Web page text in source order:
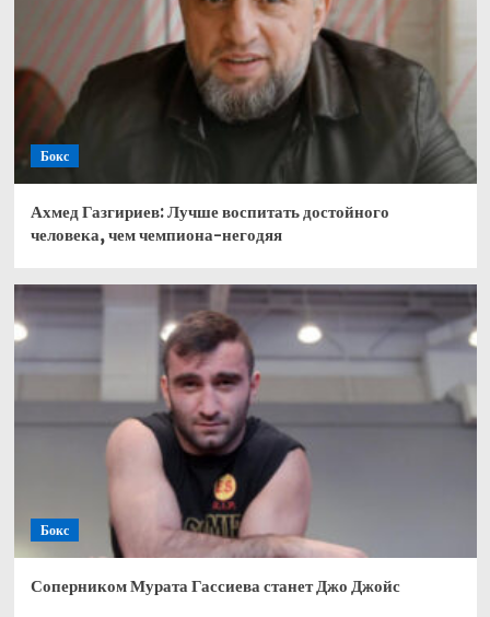
Бокс
Ахмед Газгириев: Лучше воспитать достойного
человека, чем чемпиона-негодяя
Бокс
Соперником Мурата Гассиева станет Джо Джойс